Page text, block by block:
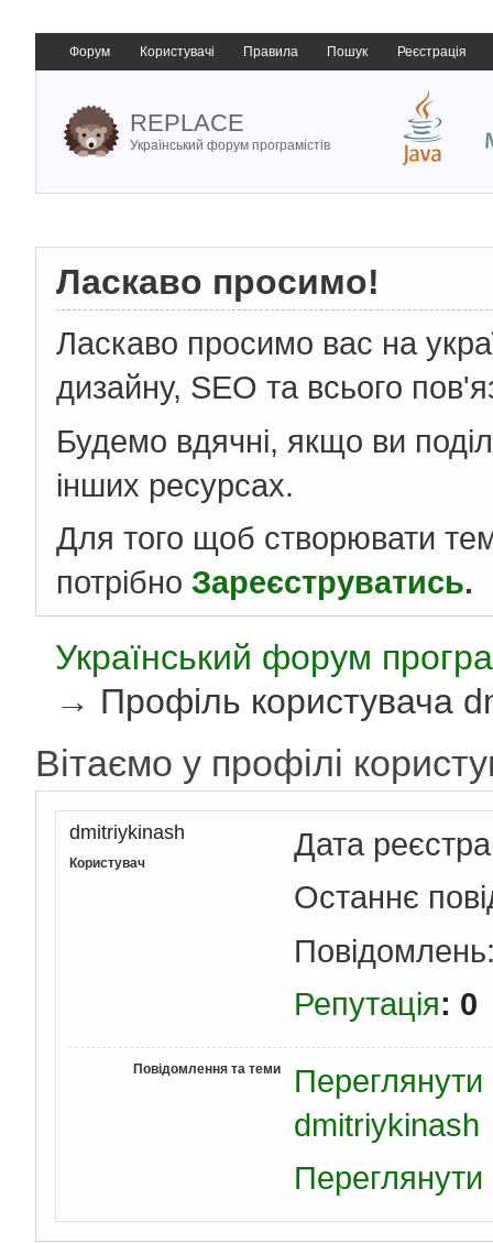
Форум Користувачі Правила Пошук Реєстрація
REPLACE
Український форум програмістів
Ласкаво просимо!
Ласкаво просимо вас на
дизайну, SEO та всього
Будемо вдячні, якщо ви
інших ресурсах.
Для того щоб створювати
потрібно Зареєструватись.
Український форум
→ Профіль користувача
Вітаємо у профілі
dmitriykinash
Користувач
Дата
Останнє
Репутація: 0
Повідомлення та теми
Переглянути
dmitriykinash
Переглянути